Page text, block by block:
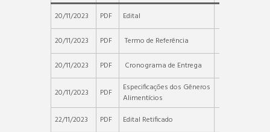
20/11/2023
PDF Edital
20/11/2023 PDF Termo de Referência
20/11/2023 PDF Cronograma de Entrega
20/11/2023 PDF
Especificações dos Gêneros
Alimentícios
22/11/2023
PDF Edital Retificado